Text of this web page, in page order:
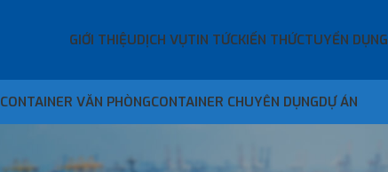
GIỚI THIỆUDỊCH VỤTIN TỨCKIẾN THỨCTUYỂN DỤNG
CONTAINER VĂN PHÒNGCONTAINER CHUYÊN DỤNGDỰ ÁN